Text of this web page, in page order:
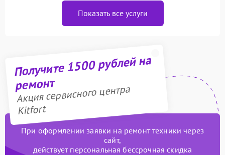
Показать все услуги
Получите 1500 рублей на
ремонт
Акция сервисного центра
Kitfort
При оформлении заявки на ремонт техники через
сайт,
действует персональная бессрочная скидка